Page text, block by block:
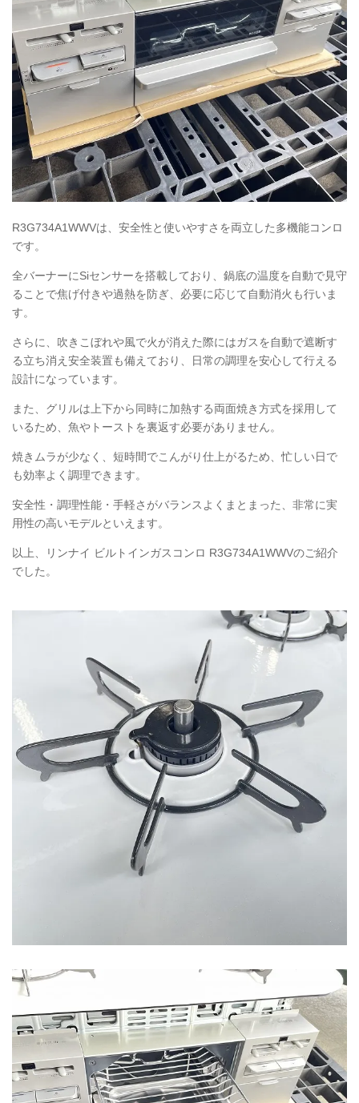
R3G734A1WWVは、安全性と使いやすさを両立した多機能コンロ
です。
全バーナーにSiセンサーを搭載しており、鍋底の温度を自動で見守
ることで焦げ付きや過熱を防ぎ、必要に応じて自動消火も行いま
す。
さらに、吹きこぼれや風で火が消えた際にはガスを自動で遮断す
る立ち消え安全装置も備えており、日常の調理を安心して行える
設計になっています。
また、グリルは上下から同時に加熱する両面焼き方式を採用して
いるため、魚やトーストを裏返す必要がありません。
焼きムラが少なく、短時間でこんがり仕上がるため、忙しい日で
も効率よく調理できます。
安全性・調理性能・手軽さがバランスよくまとまった、非常に実
用性の高いモデルといえます。
以上、リンナイ ビルトインガスコンロ R3G734A1WWVのご紹介
でした。